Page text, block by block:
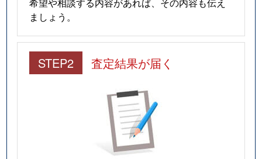
ましょう。
STEP2 査定結果が届く